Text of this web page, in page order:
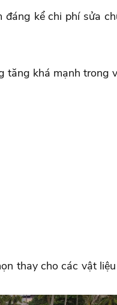
kể chi phí sửa
tăng khá mạnh trong
thay cho các vật